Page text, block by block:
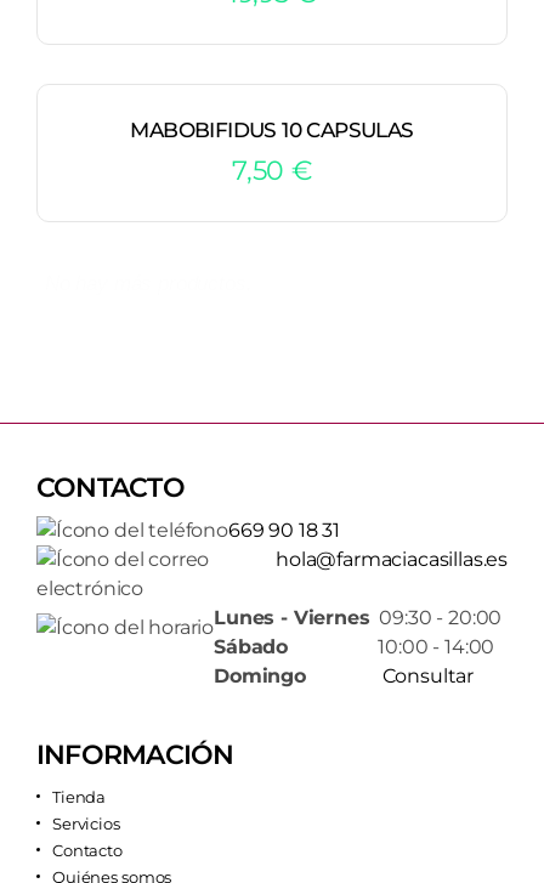
MABOBIFIDUS 10 CAPSULAS
7,50€
CONTACTO
Lunes - Viernes09:30 - 20:00
Domingo
Consultar
Servicios
Contacto
Quiénes somos